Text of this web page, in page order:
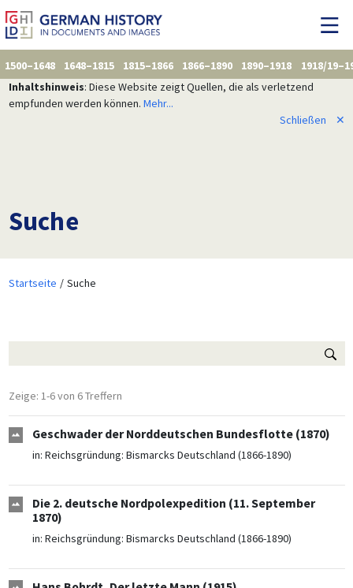
1500–1648 1648–1815 1815–1866 1866–1890 1890–1918
1918/
Inhaltshinweis: Diese Website zeigt Quellen, die als verletzend
empfunden werden können. Mehr...
Schließen
✕
Suche
Startseite Suche
Zeige: 1-6 von 6 Treffern
Geschwader der Norddeutschen Bundesflotte (1870)
in: Reichsgründung: Bismarcks Deutschland (1866-1890)
Die 2. deutsche Nordpolexpedition (11. September
1870)
in: Reichsgründung: Bismarcks Deutschland (1866-1890)